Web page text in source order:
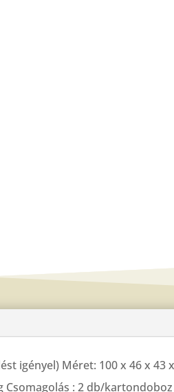
igényel) Méret: 100 x 46 x 43
Csomagolás : 2 db/kartondoboz